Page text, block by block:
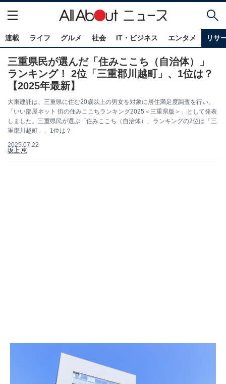
連載 ライフ グルメ 社会 IT・ビジネス エンタメ リサ
三重県民が選んだ「住みここち（自治体）」
ランキング！ 2位「三重郡川越町」、1位は？
【2025年最新】
大東建託は、三重県に住む20歳以上の男女を対象に居住満足度調査を行い、
「いい部屋ネット 街の住みここちランキング2025＜三重県版＞」として発表
しました。三重県民が選ぶ「住みここち（自治体）」ランキングの2位は「三
重郡川越町」、1位は？
2025.07.22
坂上 恵